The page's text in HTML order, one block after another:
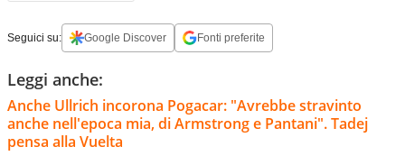
Seguici su: Google Discover Fonti preferite
Leggi anche:
Anche Ullrich incorona Pogacar: "Avrebbe stravinto
anche nell'epoca mia, di Armstrong e Pantani". Tadej
pensa alla Vuelta